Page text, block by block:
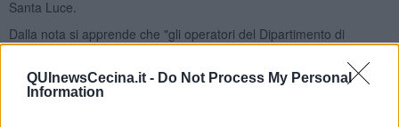
QUInewsCecina.it - Do Not Process My Personal
Information
Santa Luce.
Dalla nota si apprende che "gli operatori del Dipartimento di
Prevenzione della Zona Bassa Val di Cecina hanno effettuato in
data 11 agosto un sopralluogo per la verifica della situazione ed
è stata riscontrata la presenza a terra dei seguenti materiali: lastre